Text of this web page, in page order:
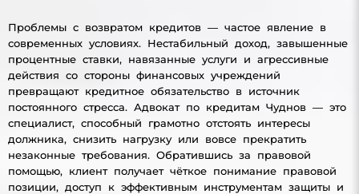
Проблемы с возвратом кредитов — частое явление в
современных условиях. Нестабильный доход, завышенные
процентные ставки, навязанные услуги и агрессивные
действия со стороны финансовых учреждений
превращают кредитное обязательство в источник
постоянного стресса. Адвокат по кредитам Чуднов — это
специалист, способный грамотно отстоять интересы
должника, снизить нагрузку или вовсе прекратить
незаконные требования. Обратившись за правовой
помощью, клиент получает чёткое понимание правовой
позиции, доступ к эффективным инструментам защиты и